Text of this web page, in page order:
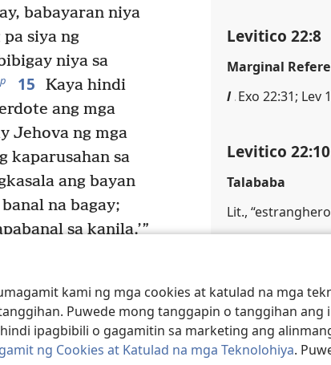
kami ng mga cookies at katulad na mga
Puwede mong tanggapin o tanggihan ang
ipagbibili o gagamitin sa marketing ang
ng Cookies at Katulad na mga Teknolohiya.
babayaran niya
siya ng
niya sa
p 15
Kaya hindi
ang mga
Jehova ng mga
kaparusahan sa
ang bayan
na bagay;
sa kanila.’”
o isang dayuhang
kay Jehova ng
tuparin ang panata
Levitico 22:8
Marginal
l Exo 22:31; Lev
Levitico 22:10
Talababa
Lit.,
Levitico 22:11
Marginal